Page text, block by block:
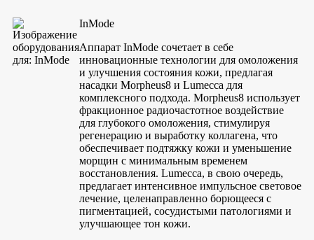
InMode
Аппарат InMode сочетает в себе
инновационные технологии для омоложения
и улучшения состояния кожи, предлагая
насадки Morpheus8 и Lumecca для
комплексного подхода. Morpheus8 использует
фракционное радиочастотное воздействие
для глубокого омоложения, стимулируя
регенерацию и выработку коллагена, что
обеспечивает подтяжку кожи и уменьшение
морщин с минимальным временем
восстановления. Lumecca, в свою очередь,
предлагает интенсивное импульсное световое
лечение, целенаправленно борющееся с
пигментацией, сосудистыми патологиями и
улучшающее тон кожи.